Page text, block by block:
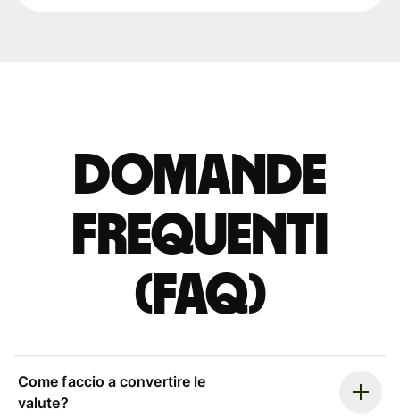
Domande
Frequenti
(FAQ)
Come faccio a convertire le
valute?